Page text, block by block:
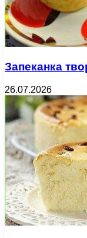
Запеканка
26.07.2026